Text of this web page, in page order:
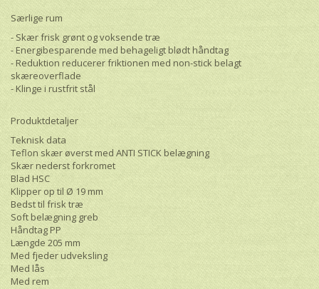
Særlige rum
- Skær frisk grønt og voksende træ
- Energibesparende med behageligt blødt håndtag
- Reduktion reducerer friktionen med non-stick belagt
skæreoverflade
- Klinge i rustfrit stål
Produktdetaljer
Teknisk data
Teflon skær øverst med ANTI STICK belægning
Skær nederst forkromet
Blad HSC
Klipper op til Ø 19 mm
Bedst til frisk træ
Soft belægning greb
Håndtag PP
Længde 205 mm
Med fjeder udveksling
Med lås
Med rem